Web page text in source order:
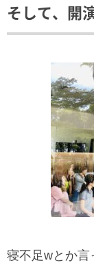
そして、開
寝不足wとか言